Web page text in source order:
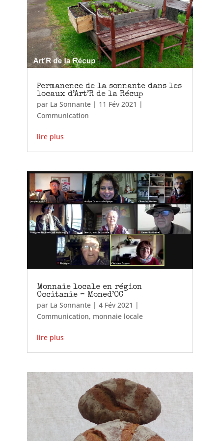
Permanence de la sonnante dans les
locaux d’Art’R de la Récup
par La Sonnante| 11 Fév 2021 |
Communication
lire plus
Monnaie locale en région
Occitanie – Moned’OC
par La Sonnante| 4 Fév 2021 |
Communication, monnaie locale
lire plus